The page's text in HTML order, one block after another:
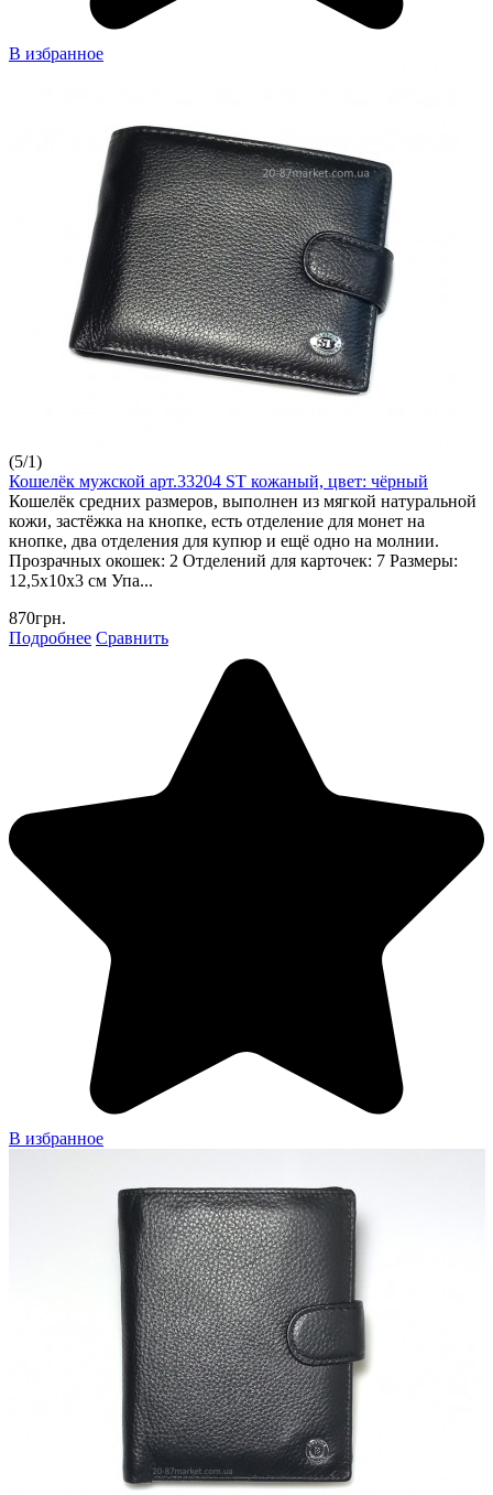
В избранное
(5/1)
Кошелёк мужской арт.33204 ST кожаный, цвет: чёрный
Кошелёк средних размеров, выполнен из мягкой натуральной
кожи, застёжка на кнопке, есть отделение для монет на
кнопке, два отделения для купюр и ещё одно на молнии.
Прозрачных окошек: 2 Отделений для карточек: 7 Размеры:
12,5х10х3 см Упа...
870грн.
Подробнее Сравнить
В избранное